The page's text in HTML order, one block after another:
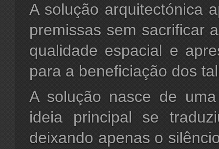
A solução arquitectónica
premissas sem sacrificar
qualidade espacial e
para a beneficiação dos
A solução nasce de
ideia principal se
deixando apenas o